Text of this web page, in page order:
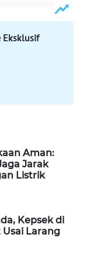
Eksklusif
Aman:
Jarak
Listrik
Kepsek di
Usai Larang